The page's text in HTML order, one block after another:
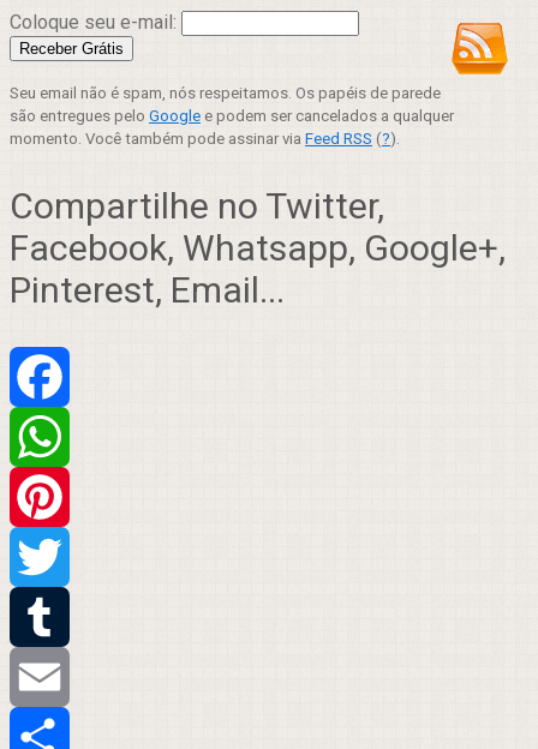
Coloque seu e-mail:
Seu email não é spam, nós respeitamos. Os papéis de parede
são entregues pelo Google e podem ser cancelados a qualquer
momento. Você também pode assinar via Feed RSS (?).
Compartilhe no Twitter,
Facebook, Whatsapp, Google+,
Pinterest, Email...
Facebook
WhatsApp
Pinterest
Twitter
Tumblr
Email